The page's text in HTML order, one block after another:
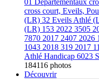
01 Départementaux
cross court, Eveils,
(LR) 32 Eveils Athlé
(LR) 153 2022 3505
7870 2017 2407 2026
1043 2018 319 2017
Athlé Handicap 6023
184116 photos
Découvrir